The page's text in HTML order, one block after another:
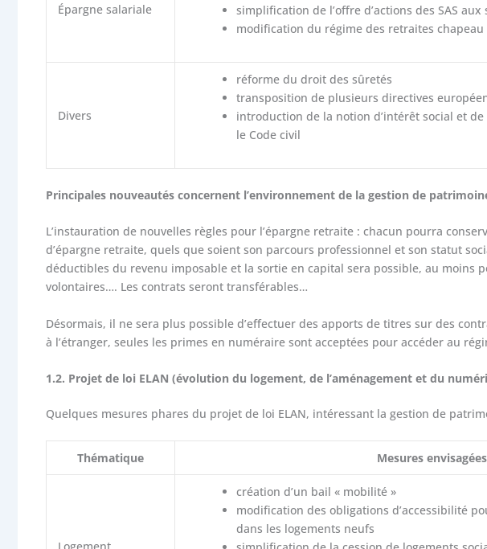
Épargne salariale
simplification de l’offre d’actions des SAS aux
modification du régime des retraites chapeau
Divers
réforme du droit des sûretés
transposition de plusieurs directives
introduction de la notion d’intérêt social et de
le Code civil
Principales nouveautés concernent l’environnement de la gestion de
L’instauration de nouvelles règles pour l’épargne retraite : chacun pourra
d’épargne retraite, quels que soient son parcours professionnel et son statut
déductibles du revenu imposable et la sortie en capital sera possible, au moins
volontaires…. Les contrats seront transférables…
Désormais, il ne sera plus possible d’effectuer des apports de titres sur des
à l’étranger, seules les primes en numéraire sont acceptées pour accéder au
1.2. Projet de loi ELAN (évolution du logement, de l’aménagement et du
Quelques mesures phares du projet de loi ELAN, intéressant la gestion de
Thématique Mesures envisagées
création d’un bail « mobilité »
modification des obligations d’accessibilité
dans les logements neufs